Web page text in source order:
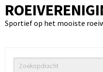
Sportief op het mooiste